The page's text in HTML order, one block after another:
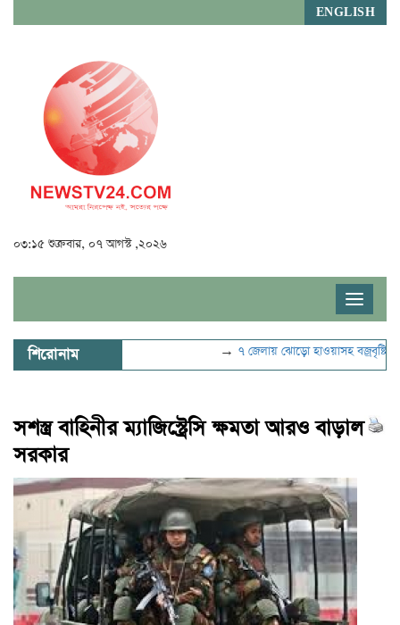
ENGLISH
০৩:১৫ শুক্রবার, ০৭ আগস্ট ,২০২৬
Toggle
শিরোনাম →৭ জেলায় ঝোড়ো হাওয়াসহ বজ্রবৃষ্টির শঙ্কা
সশস্ত্র বাহিনীর ম্যাজিস্ট্রেসি ক্ষমতা আরও বাড়াল
সরকার